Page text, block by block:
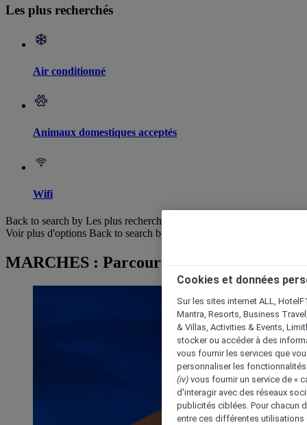
Les plus recherchés
Air conditionné
Animaux domestiques acceptés
Wifi
Back to search by Les plus recherchés
Voir plus d'options Back to search by categories
MARCHES : Parcourir les hôtels
Cookies et données
Sur les sites internet ALL,
Mantra, Resorts, Business
& Villas, Activities & Events,
stocker ou accéder à des
vous fournir les services que
personnaliser les
(iv) vous fournir un service de «
d'interagir avec des réseaux
publicités ciblées. Pour chacun
entre ces différentes utilisations